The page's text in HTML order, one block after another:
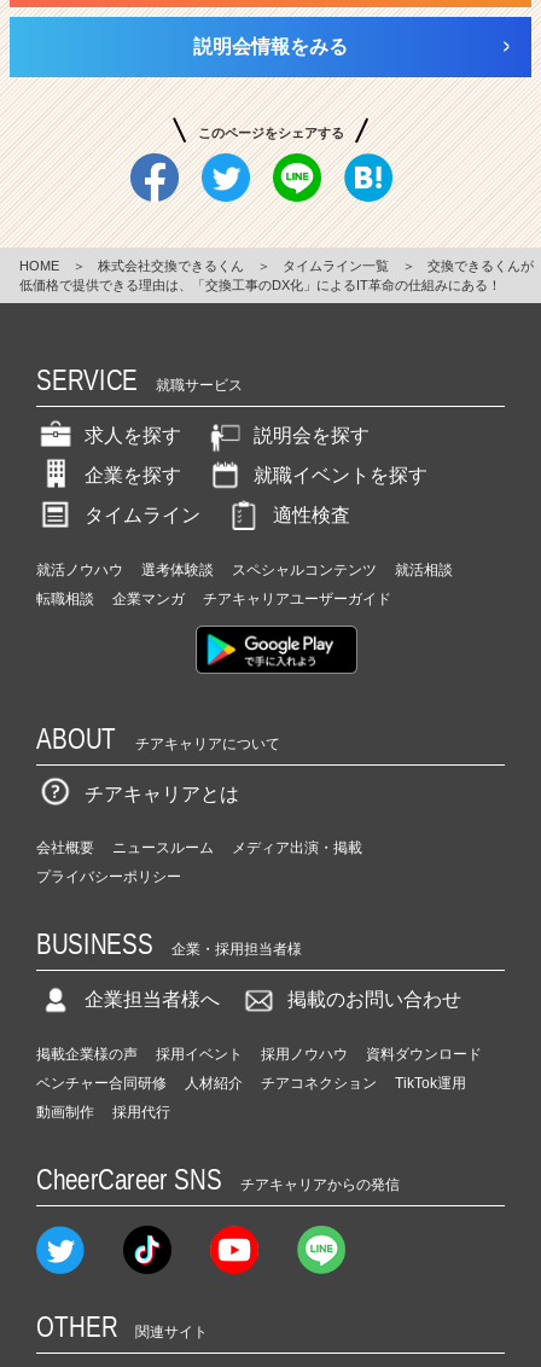
説明会情報をみる
このページをシェアする
HOME ＞ 株式会社交換できるくん ＞ タイムライン一覧 ＞
交換できるくんが
低価格で提供できる理由は、「交換工事のDX化」によるIT革命の仕組みにある！
SERVICE 就職サービス
求人を探す
説明会を探す
企業を探す
就職イベントを探す
タイムライン
適性検査
就活ノウハウ 選考体験談 スペシャルコンテンツ
就活相談
転職相談
企業マンガ チアキャリアユーザーガイド
ABOUT チアキャリアについて
チアキャリアとは
会社概要 ニュースルーム
メディア出演・掲載
プライバシーポリシー
BUSINESS 企業・採用担当者様
企業担当者様へ 掲載のお問い合わせ
掲載企業様の声 採用イベント 採用ノウハウ
資料ダウンロード
ベンチャー合同研修
人材紹介 チアコネクション
TikTok運用
動画制作
採用代行
CheerCareer SNS チアキャリアからの発信
OTHER 関連サイト